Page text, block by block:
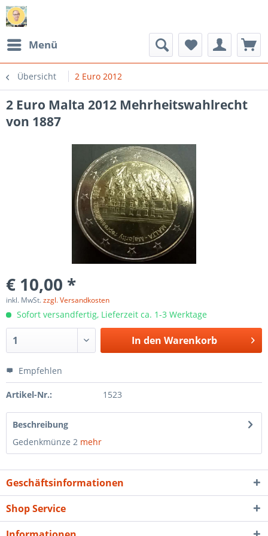
Menü
Übersicht 2 Euro 2012
2 Euro Malta 2012 Mehrheitswahlrecht
von 1887
€ 10,00 *
inkl. MwSt.zzgl. Versandkosten
Sofort versandfertig, Lieferzeit ca. 1-3 Werktage
In den Warenkorb
Empfehlen
Artikel-Nr.: 1523
Beschreibung
Gedenkmünze 2 mehr
Geschäftsinformationen
Shop Service